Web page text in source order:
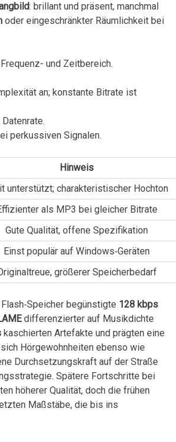
: brillant und ⁣präsent, manchmal
oder eingeschränkter Räumlichkeit bei
und⁤ Zeitbereich.
an; konstante Bitrate ist
perkussiven ⁢Signalen.
Hinweis
⁣unterstützt; ‍charakteristischer‌ Hochton
als MP3 bei gleicher ‍Bitrate
Gute Qualität,‌ offene Spezifikation
Einst populär auf Windows‑Geräten
größerer Speicherbedarf
begünstigte 128 kbps
differenzierter auf Musikdichte
kaschierten Artefakte und prägten eine
Hörgewohnheiten ebenso wie
Durchsetzungskraft auf der Straße​
Spätere Fortschritte bei
höherer Qualität, doch die frühen
Maßstäbe, die ⁤bis ins